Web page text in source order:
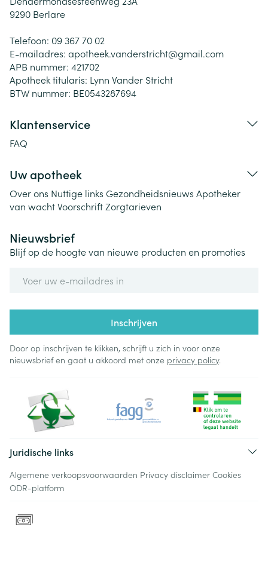
9290 Berlare
Telefoon: 09 367 70 02
E-mailadres: apotheek.vanderstricht@gmail.com
APB nummer: 421702
Apotheek titularis: Lynn Vander Stricht
BTW nummer: BE0543287694
Klantenservice
FAQ
Uw apotheek
Over ons Nuttige links Gezondheidsnieuws Apotheker
van wachtVoorschriftZorgtarieven
Nieuwsbrief
Blijf op de hoogte van nieuwe producten en promoties
Inschrijven
Door op inschrijven te klikken, schrijft u zich in voor onze
nieuwsbrief en gaat u akkoord met onze privacy policy.
Juridische links
Algemene verkoopsvoorwaarden Privacy disclaimer Cookies
ODR-platform